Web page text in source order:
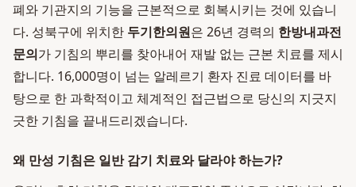
폐와 기관지의 기능을 근본적으로 회복시키는 것에 있습니
다. 성북구에 위치한 두기한의원은 26년 경력의 한방내과전
문의가 기침의 뿌리를 찾아내어 재발 없는 근본 치료를 제시
합니다. 16,000명이 넘는 알레르기 환자 진료 데이터를 바
탕으로 한 과학적이고 체계적인 접근법으로 당신의 지긋지
긋한 기침을 끝내드리겠습니다.
왜 만성 기침은 일반 감기 치료와 달라야 하는가?